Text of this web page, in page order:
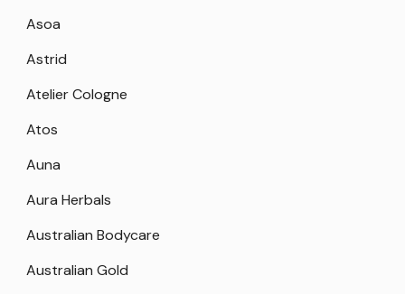
Asoa
Astrid
Atelier Cologne
Atos
Auna
Aura Herbals
Australian Bodycare
Australian Gold